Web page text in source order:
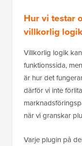
Hur vi testar
villkorlig logik
Villkorlig logik
funktionssida,
är hur det
därför vi inte
när vi granskar
Varje plugin på